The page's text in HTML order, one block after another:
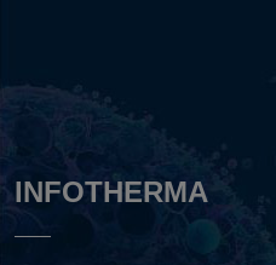
INFOTHERMA